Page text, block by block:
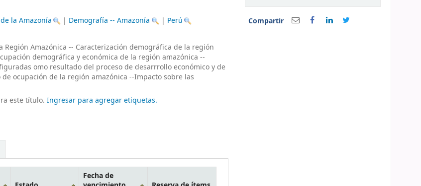
la Amazonía | Demografía -- Amazonía | Perú
Amazónica -- Caracterización demográfica de la región
demográfica y económica de la región amazónica --
omo resultado del proceso de desarrrollo económico y de
ocupación de la región amazónica --Impacto sobre las
este título. Ingresar para agregar etiquetas.
Fecha de
Compartir